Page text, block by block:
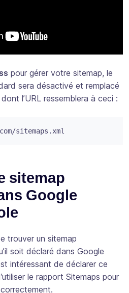
pour gérer votre sitemap, le
sera désactivé et remplacé
l’URL ressemblera à ceci :
sitemaps.xml
sitemap
Google
trouver un sitemap
soit déclaré dans Google
intéressant de déclarer ce
le rapport Sitemaps pour
correctement.